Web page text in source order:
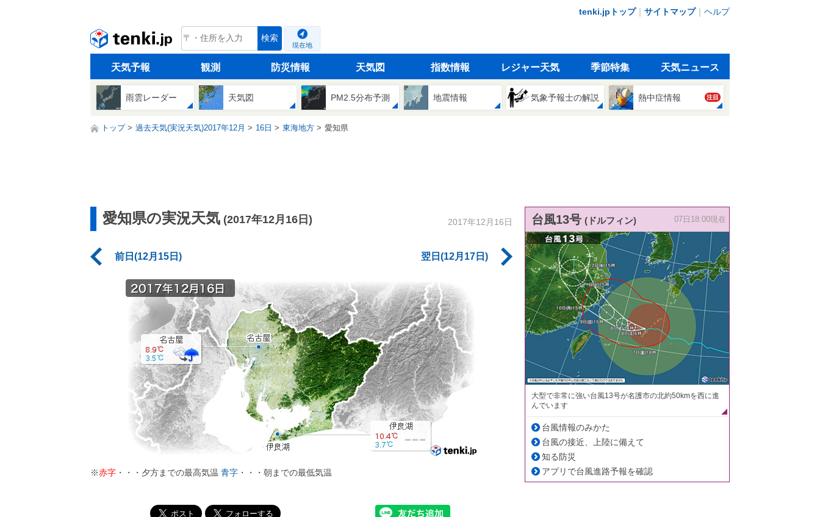
tenki.jpトップ｜ サイトマップ｜ ヘルプ
tenki.jp 検索
現在地
天気予報 観測 防災情報 天気図 指数情報 レジャー天気 季節特集 天気ニュース
雨雲レーダー 天気図 PM2.5分布予測 地震情報 気象予報士の解説 熱中症情報 注目
トップ 過去天気(実況天気)2017年12月 16日 東海地方 愛知県
愛知県の実況天気 (2017年12月16日) 2017年12月16日
前日(12月15日) 翌日(12月17日)
※赤字 ・・・夕方までの最高気温 青字 ・・・朝までの最低気温
台風13号 (ドルフィン) 07日18:00現在
大型で非常に強い台風13号が名護市の北約50kmを西に進
んでいます
台風情報のみかた
台風の接近、上陸に備えて
知る防災
アプリで台風進路予報を確認